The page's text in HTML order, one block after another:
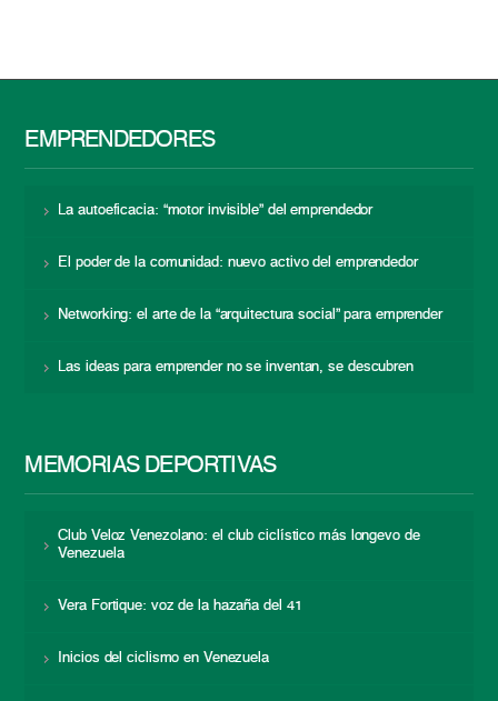
EMPRENDEDORES
La autoeficacia: “motor invisible” del emprendedor
El poder de la comunidad: nuevo activo del emprendedor
Networking: el arte de la “arquitectura social” para emprender
Las ideas para emprender no se inventan, se descubren
MEMORIAS DEPORTIVAS
Club Veloz Venezolano: el club ciclístico más longevo de
Venezuela
Vera Fortique: voz de la hazaña del 41
Inicios del ciclismo en Venezuela